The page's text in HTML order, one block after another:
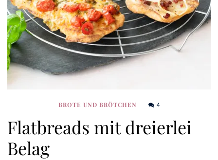
BROTE UND BRÖTCHEN 4
Flatbreads mit dreierlei
Belag